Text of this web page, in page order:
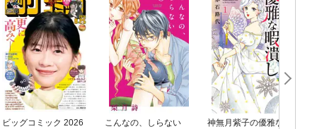
ビッグコミック 2026
こんなの、しらない
神無月紫子の優雅な暇